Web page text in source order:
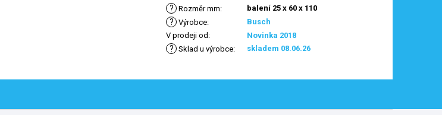
? Rozměr mm: balení 25 x 60 x 110
? Výrobce:
Busch
V prodeji od : Novinka 2018
? Sklad u výrobce: skladem 08.06.26